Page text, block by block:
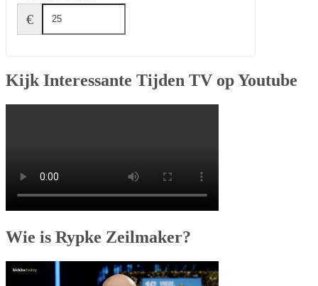
€
Kijk Interessante Tijden TV op Youtube
Wie is Rypke Zeilmaker?